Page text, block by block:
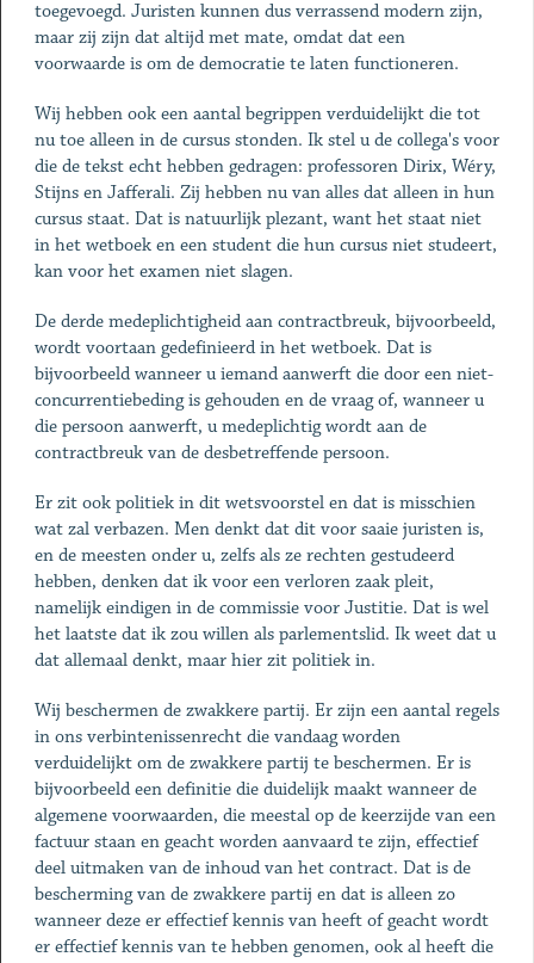
toegevoegd. Juristen kunnen dus verrassend modern zijn,
maar zij zijn dat altijd met mate, omdat dat een
voorwaarde is om de democratie te laten functioneren.
Wij hebben ook een aantal begrippen verduidelijkt die tot
nu toe alleen in de cursus stonden. Ik stel u de collega's voor
die de tekst echt hebben gedragen: professoren Dirix, Wéry,
Stijns en Jafferali. Zij hebben nu van alles dat alleen in hun
cursus staat. Dat is natuurlijk plezant, want het staat niet
in het wetboek en een student die hun cursus niet studeert,
kan voor het examen niet slagen.
De derde medeplichtigheid aan contractbreuk, bijvoorbeeld,
wordt voortaan gedefinieerd in het wetboek. Dat is
bijvoorbeeld wanneer u iemand aanwerft die door een niet-
concurrentiebeding is gehouden en de vraag of, wanneer u
die persoon aanwerft, u medeplichtig wordt aan de
contractbreuk van de desbetreffende persoon.
Er zit ook politiek in dit wetsvoorstel en dat is misschien
wat zal verbazen. Men denkt dat dit voor saaie juristen is,
en de meesten onder u, zelfs als ze rechten gestudeerd
hebben, denken dat ik voor een verloren zaak pleit,
namelijk eindigen in de commissie voor Justitie. Dat is wel
het laatste dat ik zou willen als parlementslid. Ik weet dat u
dat allemaal denkt, maar hier zit politiek in.
Wij beschermen de zwakkere partij. Er zijn een aantal regels
in ons verbintenissenrecht die vandaag worden
verduidelijkt om de zwakkere partij te beschermen. Er is
bijvoorbeeld een definitie die duidelijk maakt wanneer de
algemene voorwaarden, die meestal op de keerzijde van een
factuur staan en geacht worden aanvaard te zijn, effectief
deel uitmaken van de inhoud van het contract. Dat is de
bescherming van de zwakkere partij en dat is alleen zo
wanneer deze er effectief kennis van heeft of geacht wordt
er effectief kennis van te hebben genomen, ook al heeft die